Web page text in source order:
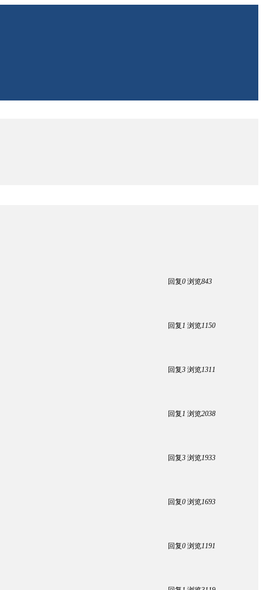
回复0 浏览843
回复1 浏览1150
回复3 浏览1311
回复1 浏览2038
回复3 浏览1933
回复0 浏览1693
回复0 浏览1191